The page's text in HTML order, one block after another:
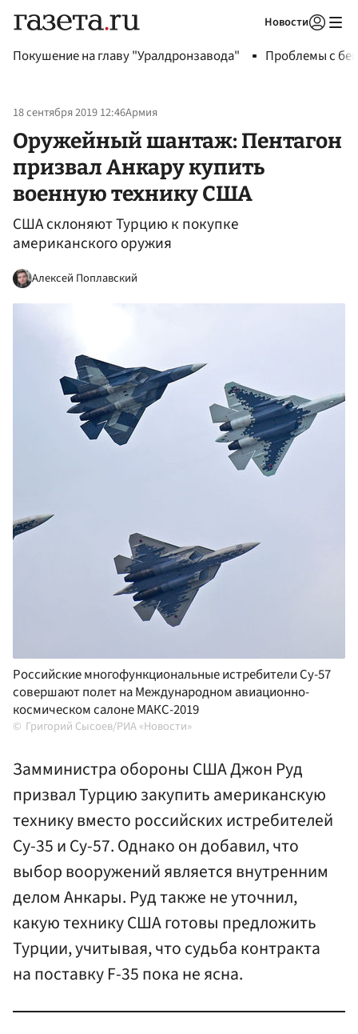
Новости
Покушение на главу "Уралдронзавода" Проблемы с
18 сентября 2019 12:46Армия
Оружейный шантаж: Пентагон
призвал Анкару купить
военную технику США
США склоняют Турцию к покупке
американского оружия
Алексей Поплавский
Российские многофункциональные истребители Су-57
совершают полет на Международном авиационно-
космическом салоне МАКС-2019
Григорий Сысоев/РИА «Новости»
Замминистра обороны США Джон Руд
призвал Турцию закупить американскую
технику вместо российских истребителей
Су-35 и Су-57. Однако он добавил, что
выбор вооружений является внутренним
делом Анкары. Руд также не уточнил,
какую технику США готовы предложить
Турции, учитывая, что судьба контракта
на поставку F-35 пока не ясна.